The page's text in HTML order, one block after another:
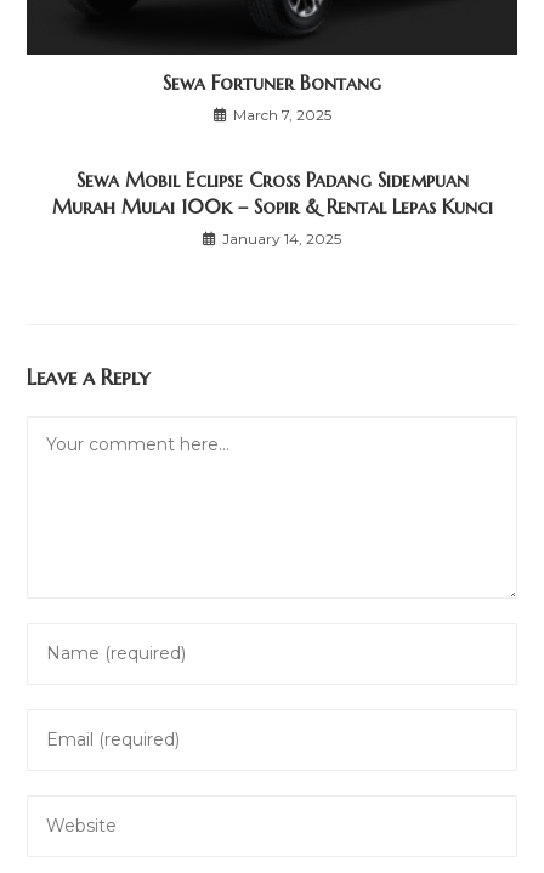
Sewa Fortuner Bontang
March 7, 2025
Sewa Mobil Eclipse Cross Padang Sidempuan
Murah Mulai 100k – Sopir & Rental Lepas Kunci
January 14, 2025
Leave a Reply
your
comment
your
your